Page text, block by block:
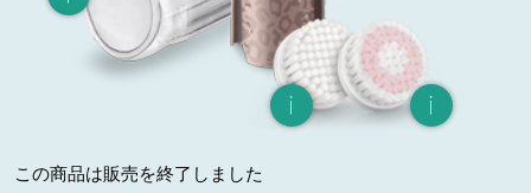
この商品は販売を終了しました